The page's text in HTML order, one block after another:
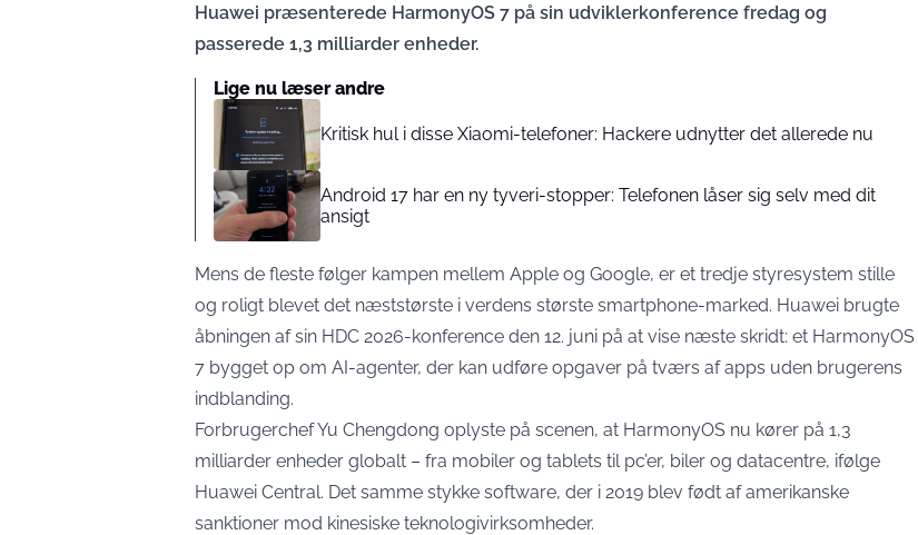
Huawei præsenterede HarmonyOS 7 på sin udviklerkonference fredag og
passerede 1,3 milliarder enheder.
Lige nu læser andre
Kritisk hul i disse Xiaomi-telefoner: Hackere udnytter det allerede nu
Android 17 har en ny tyveri-stopper: Telefonen låser sig selv med dit
ansigt
Mens de fleste følger kampen mellem Apple og Google, er et tredje styresystem stille
og roligt blevet det næststørste i verdens største smartphone-marked. Huawei brugte
åbningen af sin HDC 2026-konference den 12. juni på at vise næste skridt: et HarmonyOS
7 bygget op om AI-agenter, der kan udføre opgaver på tværs af apps uden brugerens
indblanding.
Forbrugerchef Yu Chengdong oplyste på scenen, at HarmonyOS nu kører på 1,3
milliarder enheder globalt – fra mobiler og tablets til pc’er, biler og datacentre, ifølge
Huawei Central. Det samme stykke software, der i 2019 blev født af amerikanske
sanktioner mod kinesiske teknologivirksomheder.